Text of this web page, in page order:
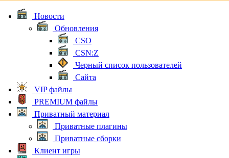
Новости
Обновления
CSO
CSN:Z
Черный список пользователей
Сайта
VIP файлы
PREMIUM файлы
Приватный материал
Приватные плагины
Приватные сборки
Клиент игры